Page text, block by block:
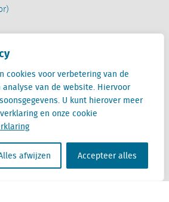
cookies voor verbetering van de
van de website. Hiervoor
U kunt hierover meer
en onze cookie
afwijzen Accepteer alles